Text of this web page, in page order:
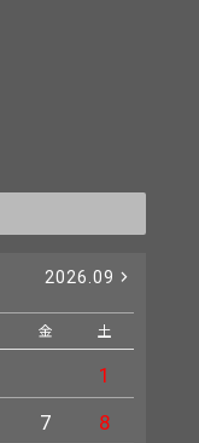
2026.09
金 土
1
7
8